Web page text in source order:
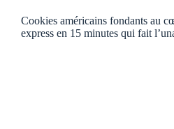
Cookies américains fondants au
express en 15 minutes qui fait